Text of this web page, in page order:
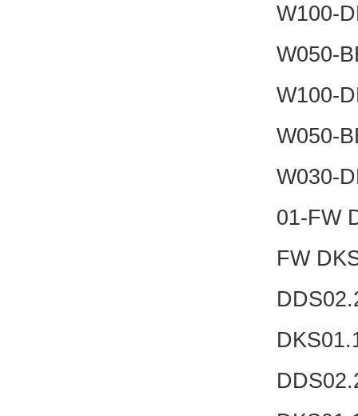
W100-
W050-
W100-
W050-
W030-
01-FW
FW